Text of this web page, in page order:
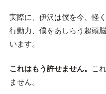
実際に、伊沢は僕を今、軽
行動力、僕をあしらう超頭
います。
これはもう許せません。
こ
ません。